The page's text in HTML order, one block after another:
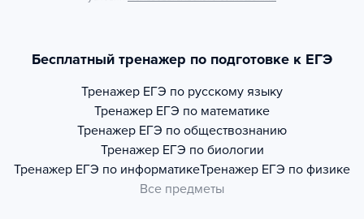
Бесплатный тренажер по подготовке к ЕГЭ
Тренажер ЕГЭ по русскому языку
Тренажер ЕГЭ по математике
Тренажер ЕГЭ по обществознанию
Тренажер ЕГЭ по биологии
Тренажер ЕГЭ по информатикеТренажер ЕГЭ по физике
Все предметы